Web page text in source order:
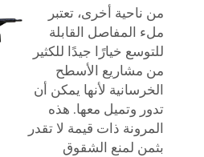
من ناحية أخرى، تعتبر
ملء المفاصل القابلة
للتوسع خيارًا جيدًا للكثير
من مشاريع الأسطح
الخرسانية لأنها يمكن أن
تدور وتميل معها. هذه
المرونة ذات قيمة لا تقدر
بثمن لمنع الشقوق